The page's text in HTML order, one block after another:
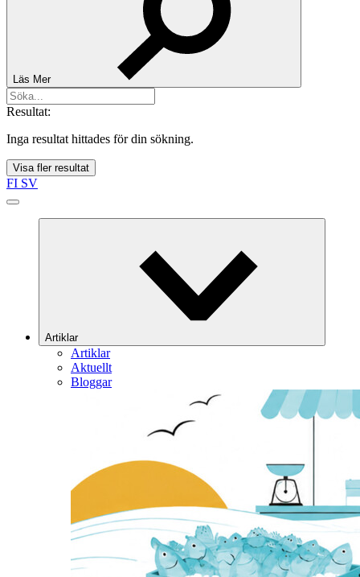
Läs Mer
Resultat:
Inga resultat hittades för din sökning.
Visa fler resultat
FI SV
Artiklar
Artiklar
Aktuellt
Bloggar